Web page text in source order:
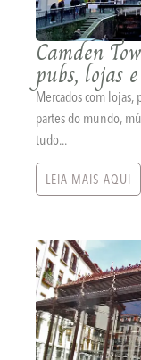
Camden
pubs, lojas
Mercados com lojas,
partes do mundo,
tudo...
LEIA MAIS AQUI